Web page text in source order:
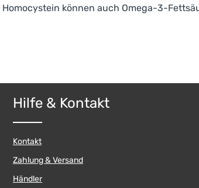
Homocystein können auch Omega-3-
Hilfe & Kontakt
Kontakt
Zahlung & Versand
Händler